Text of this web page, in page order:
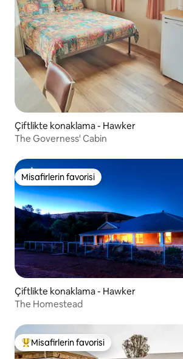
Çiftlikte konaklama - Hawker
The Governess' Cabin
Misafirlerin favorisi
Misafirlerin favorisi
Çiftlikte konaklama - Hawker
The Homestead
Misafirlerin favorilerinden en beğenilenler
Misafirlerin favorisi